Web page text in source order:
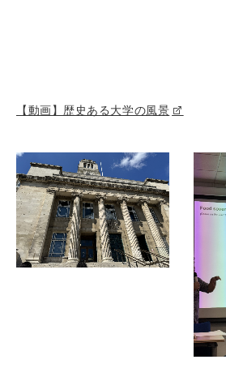
【動画】歴史ある大学の風景